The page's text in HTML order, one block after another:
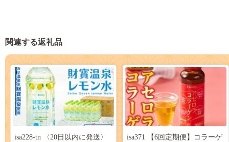
関連する返礼品
isa228-tn 〈20日以内に発送〉
isa371 【6回定期便】コラーゲ